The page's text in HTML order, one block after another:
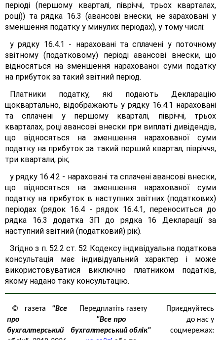
періоді (першому кварталі, півріччі, трьох кварталах,
році)) та рядка 16.3 (авансові внески, не зараховані у
зменшення податку у минулих періодах), у тому числі:
у рядку 16.4.1 - нараховані та сплачені у поточному
звітному (податковому) періоді авансові внески, що
відносяться на зменшення нарахованої суми податку
на прибуток за такий звітний період.
Платники податку, які подають Декларацію
щоквартально, відображають у рядку 16.4.1 нараховані
та сплачені у першому кварталі, півріччі, трьох
кварталах, році авансові внески при виплаті дивідендів,
що відносяться на зменшення нарахованої суми
податку на прибуток за такий перший квартал, півріччя,
три квартали, рік;
у рядку 16.4.2 - нараховані та сплачені авансові внески,
що відносяться на зменшення нарахованої суми
податку на прибуток в наступних звітних (податкових)
періодах (рядок 16.4 - рядок 16.4.1, переноситься до
рядка 16.3 додатка ЗП до рядка 16 Декларації за
наступний звітний (податковий) рік).
Згідно з п. 52.2 ст. 52 Кодексу індивідуальна податкова
консультація має індивідуальний характер і може
використовуватися виключно платником податків,
якому надано таку консультацію.
© газета "Все
про
бухгалтерський
Передплатіть газету
"Все про
бухгалтерський облік"
Приєднуйтесь
до нас у
соцмережах: